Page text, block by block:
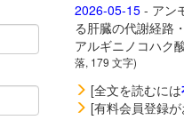
2026-05-15- アン
る肝臓の代謝経路
アルギニノコハク
落, 179 文字)
[全文を読むには
[有料会員登録